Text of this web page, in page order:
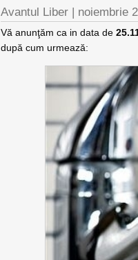
Avantul Liber | noiembrie
Vă anunţăm ca in data de
după cum urmează: